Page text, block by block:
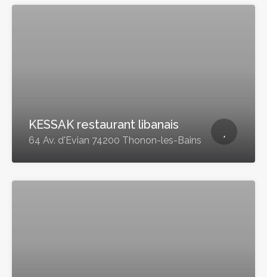
KESSAK restaurant libanais
64 Av. d'Evian 74200 Thonon-les-Bains